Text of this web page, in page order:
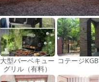
大型バーベキュー
グリル（有料）
コテージ